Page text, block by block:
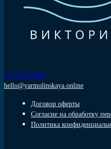
972555072690
hello@yarmolinskaya.online
Договор оферты
Согласие на обработку
Политика